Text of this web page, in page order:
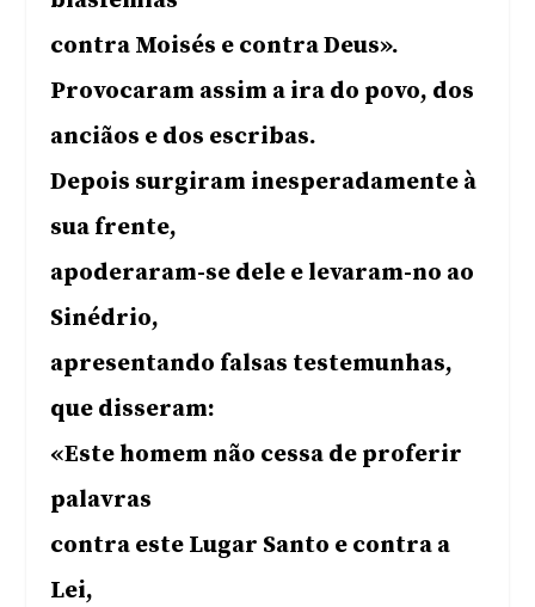
contra Moisés e contra Deus».
Provocaram assim a ira do povo, dos
anciãos e dos escribas.
Depois surgiram inesperadamente à
sua frente,
apoderaram-se dele e levaram-no ao
Sinédrio,
apresentando falsas testemunhas,
que disseram:
«Este homem não cessa de proferir
palavras
contra este Lugar Santo e contra a
Lei,